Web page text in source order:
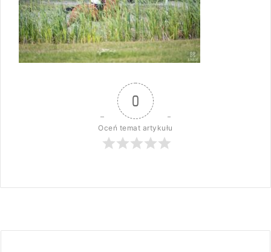
0
Oceń temat artykułu